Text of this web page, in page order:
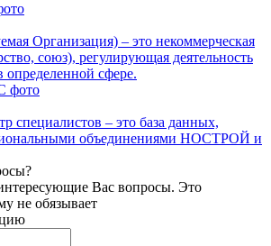
Организация) – это некоммерческая
союз), регулирующая деятельность
сфере.
специалистов – это база данных,
объединениями НОСТРОЙ и
Вас вопросы. Это
не обязывает